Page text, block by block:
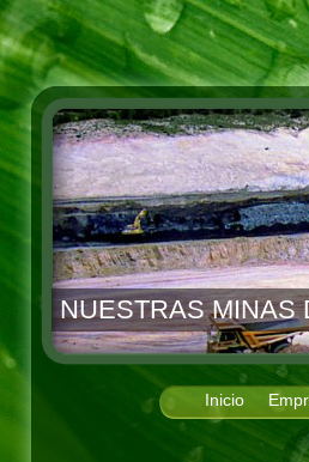
NUESTRAS MINAS
Inicio